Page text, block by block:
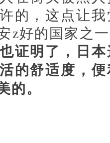
的，这点让
z好的国家之
证明了，日
的舒适度，
的。